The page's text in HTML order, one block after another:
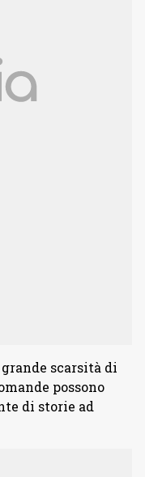
scarsità di
possono
di storie ad